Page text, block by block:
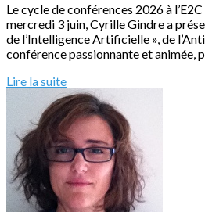
Le cycle de conférences 2026 à
mercredi 3 juin, Cyrille Gindre a
de l’Intelligence Artificielle », de
conférence passionnante et animée,
Lire la suite